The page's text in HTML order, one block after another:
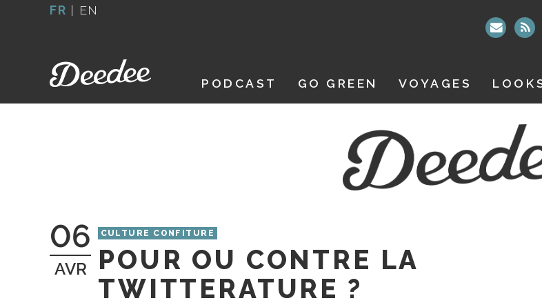
FR | EN
PODCAST GO GREEN VOYAGES
06
AVR
CULTURE CONFITURE
POUR OU CONTRE LA
TWITTERATURE ?